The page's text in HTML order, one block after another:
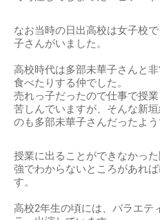
なお当時の日出高校は女子校
子さんがいました。
高校時代は多部未華子さんと
食べたりする仲でした。
売れっ子だったので仕事で授
苦しんでいますが、そんな新
のも多部未華子さんだったよう
授業に出ることができなかっ
強でわからないところがあれ
す。
高校2年生の頃には、バラエテ